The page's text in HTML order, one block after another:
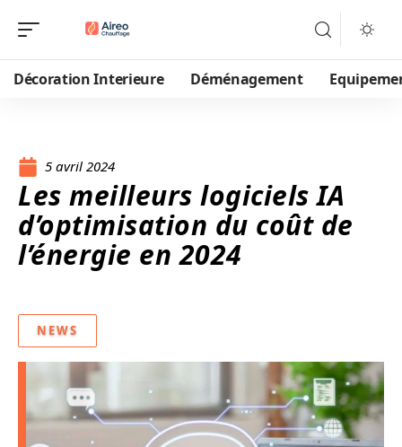
Décoration Interieure Déménagement
5 avril 2024
Les meilleurs logiciels IA
d’optimisation du coût de
l’énergie en 2024
NEWS